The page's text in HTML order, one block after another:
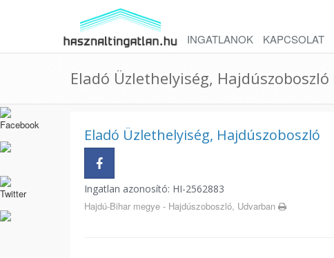
INGATLANOK KAPCSOLAT
Eladó Üzlethelyiség, Hajdúszoboszló
Eladó Üzlethelyiség, Hajdúszoboszló
Ingatlan azonosító: HI-2562883
Hajdú-Bihar megye - Hajdúszoboszló, Udvarban